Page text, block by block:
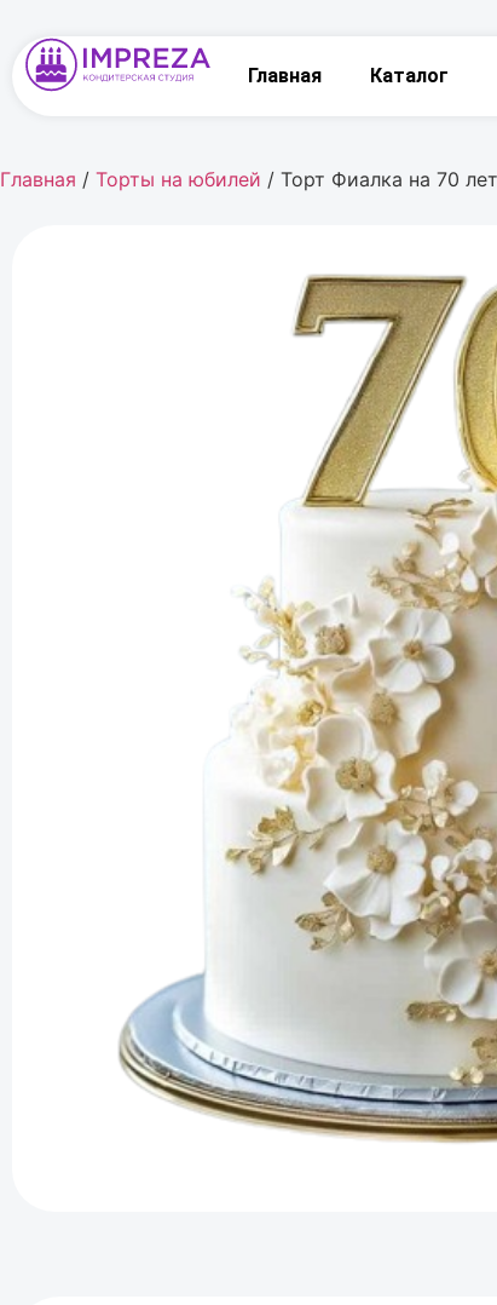
Главная Каталог
Главная / Торты на юбилей / Торт Фиалка на 70 лет